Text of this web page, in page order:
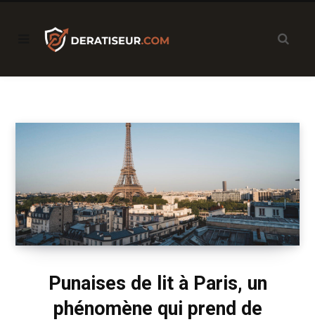
Punaises de lit à Paris, un
phénomène qui prend de